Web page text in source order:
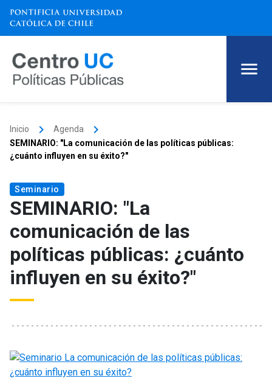
Inicio keyboard_arrow_right Agenda keyboard_arrow_right
SEMINARIO: "La comunicación de las políticas públicas:
¿cuánto influyen en su éxito?"
Seminario
SEMINARIO: "La
comunicación de las
políticas públicas: ¿cuánto
influyen en su éxito?"